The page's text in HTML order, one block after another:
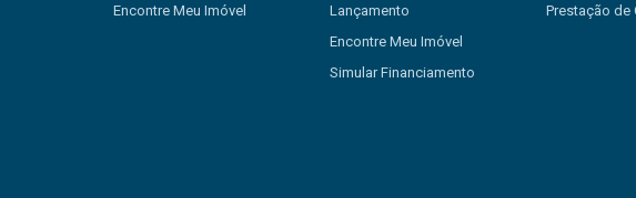
Encontre Meu Imóvel
Lançamento
Encontre Meu Imóvel
Simular Financiamento
Prestação de